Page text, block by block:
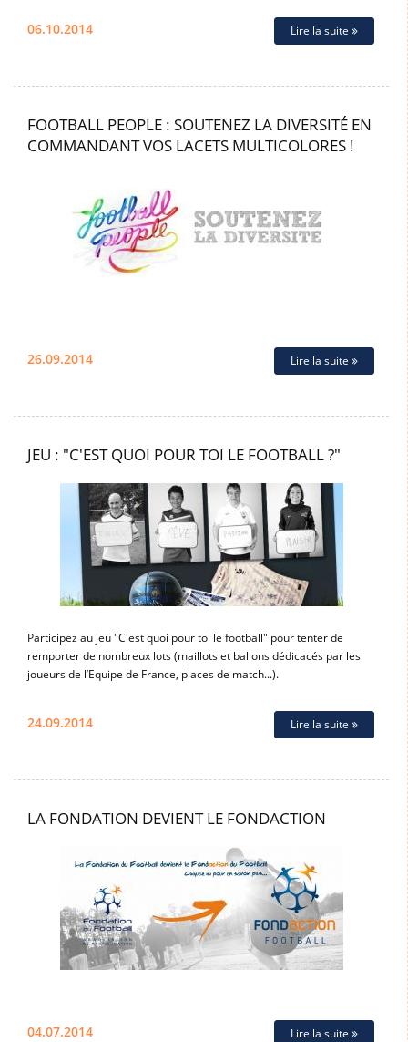
06.10.2014 Lire la suite
FOOTBALL PEOPLE : SOUTENEZ LA DIVERSITÉ EN
COMMANDANT VOS LACETS MULTICOLORES !
26.09.2014 Lire la suite
JEU : "C'EST QUOI POUR TOI LE FOOTBALL ?"
Participez au jeu "C'est quoi pour toi le football" pour tenter de
remporter de nombreux lots (maillots et ballons dédicacés par les
joueurs de l’Equipe de France, places de match...).
24.09.2014 Lire la suite
LA FONDATION DEVIENT LE FONDACTION
04.07.2014 Lire la suite